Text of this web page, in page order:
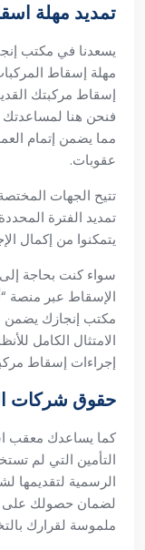
تمديد مهلة
يسعدنا في مكتب
مهلة إسقاط
إسقاط مركبتك
فنحن هنا
مما يضمن إتمام
عقوبات.
تتيح الجهات
تمديد الفترة
يتمكنوا من إكمال
سواء كنت بحاجة إلى
الإسقاط عبر منصة
مكتب إنجازك يضمن
الامتثال الكامل
إجراءات إسقاط
حقوق شركات
كما يساعدك معقب
التأمين التي لم
الرسمية لتقديمها
لضمان حصولك على
ملموسة لقرارك